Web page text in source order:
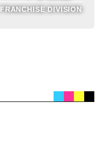
FRANCHISE DIVISION